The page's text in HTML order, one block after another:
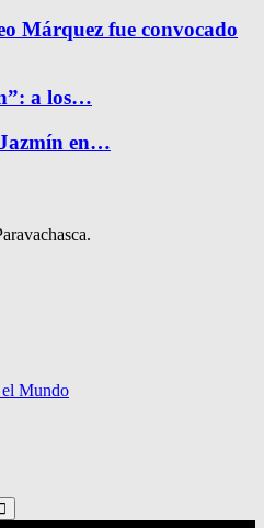
Márquez fue convocado
a los…
en…
el Mundo
Search